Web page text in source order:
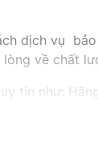
dịch vụ
về chất
tín như: